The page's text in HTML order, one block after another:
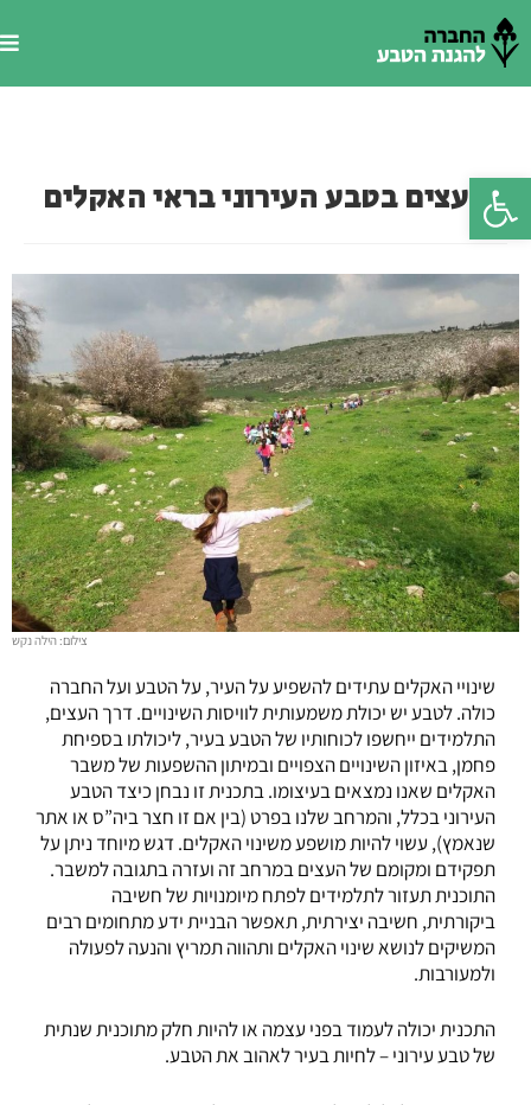
פתח סרגל נגישות
העצים בטבע העירוני בראי האקלים
צילום: הילה נקש
שינויי האקלים עתידים להשפיע על העיר, על הטבע ועל החברה
כולה. לטבע יש יכולת משמעותית לוויסות השינויים. דרך העצים,
התלמידים ייחשפו לכוחותיו של הטבע בעיר, ליכולתו בספיחת
פחמן, באיזון השינויים הצפויים ובמיתון ההשפעות של משבר
האקלים שאנו נמצאים בעיצומו. בתכנית זו נבחן כיצד הטבע
העירוני בכלל, והמרחב שלנו בפרט (בין אם זו חצר ביה”ס או אתר
שנאמץ), עשוי להיות מושפע משינוי האקלים. דגש מיוחד ניתן על
תפקידם ומקומם של העצים במרחב זה ועזרה בתגובה למשבר.
התוכנית תעזור לתלמידים לפתח מיומנויות של חשיבה
ביקורתית, חשיבה יצירתית, תאפשר הבניית ידע מתחומים רבים
המשיקים לנושא שינוי האקלים ותהווה תמריץ והנעה לפעולה
ולמעורבות.
התכנית יכולה לעמוד בפני עצמה או להיות חלק מתוכנית שנתית
של טבע עירוני – לחיות בעיר לאהוב את הטבע.